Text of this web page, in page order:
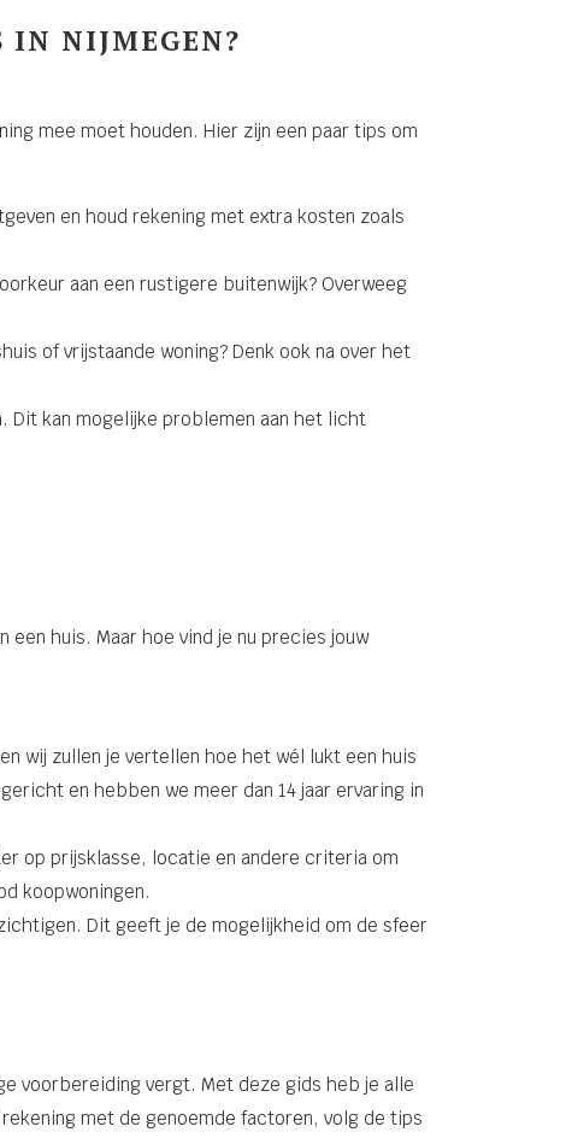
IN NIJMEGEN?
mee moet houden. Hier zijn een paar tips om
en houd rekening met extra kosten zoals
aan een rustigere buitenwijk? Overweeg
of vrijstaande woning? Denk ook na over het
Dit kan mogelijke problemen aan het licht
huis. Maar hoe vind je nu precies jouw
wij zullen je vertellen hoe het wél lukt een huis
en hebben we meer dan 14 jaar ervaring in
op prijsklasse, locatie en andere criteria om
koopwoningen.
Dit geeft je de mogelijkheid om de sfeer
voorbereiding vergt. Met deze gids heb je alle
met de genoemde factoren, volg de tips